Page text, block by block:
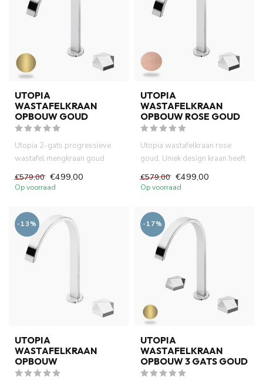
UTOPIA
WASTAFELKRAAN
OPBOUW GOUD
Utopia 2-gats progressieve
wastafel mengkraan goud
€579,00 €499,00
Op voorraad
UTOPIA
WASTAFELKRAAN
OPBOUW ROSE GOUD
Utopia wastafelkraan rose
goud. Uniek design kraan heeft
€579,00 €499,00
Op voorraad
-13%
UTOPIA
WASTAFELKRAAN
OPBOUW
-17%
UTOPIA
WASTAFELKRAAN
OPBOUW 3 GATS GOUD